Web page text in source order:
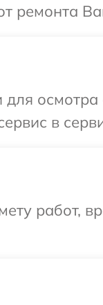
ремонта
в
работ,